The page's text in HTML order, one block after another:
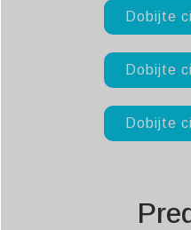
Dobijte
Dobijte
Dobijte